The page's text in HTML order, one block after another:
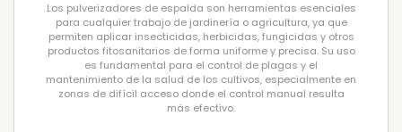
Los pulverizadores de espalda son herramientas esenciales
para cualquier trabajo de jardinería o agricultura, ya que
permiten aplicar insecticidas, herbicidas, fungicidas y otros
productos fitosanitarios de forma uniforme y precisa. Su uso
es fundamental para el control de plagas y el
mantenimiento de la salud de los cultivos, especialmente en
zonas de difícil acceso donde el control manual resulta
más efectivo.